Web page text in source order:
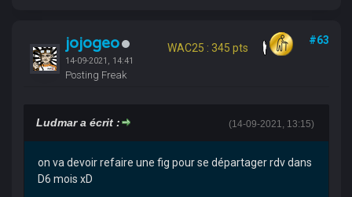
jojogeo
14-09-2021, 14:41
Posting Freak
WAC25 : 345 pts
#63
(14-09-2021, 13:15)
Ludmar a écrit :
on va devoir refaire une fig pour se départager rdv dans
D6 mois xD